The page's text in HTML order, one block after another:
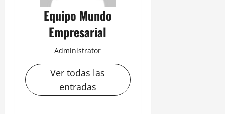
Equipo Mundo
Empresarial
Administrator
Ver todas las
entradas